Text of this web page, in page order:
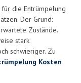
für die Entrümpelung
Der Grund:
Zustände.
stark
schwieriger. Zu
Kosten